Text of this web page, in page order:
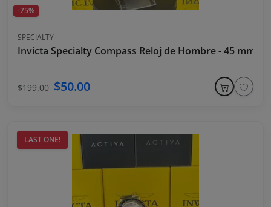
-75%
SPECIALTY
Invicta Specialty Compass Reloj de Hombre - 45 mm,
$199.00 $50.00
LAST ONE!